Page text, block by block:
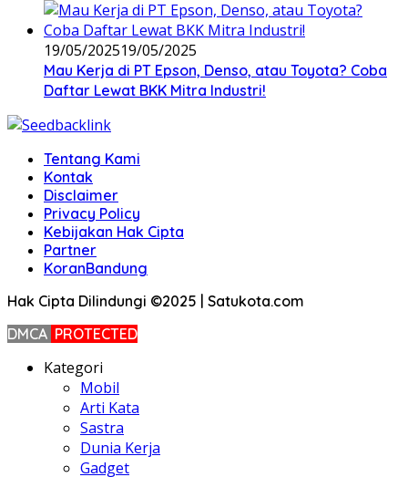
19/05/202519/05/2025
Mau Kerja di PT Epson, Denso, atau Toyota? Coba
Daftar Lewat BKK Mitra Industri!
Tentang Kami
Kontak
Disclaimer
Privacy Policy
Kebijakan Hak Cipta
Partner
KoranBandung
Hak Cipta Dilindungi ©2025 | Satukota.com
DMCA PROTECTED
Kategori
Mobil
Arti Kata
Sastra
Dunia Kerja
Gadget